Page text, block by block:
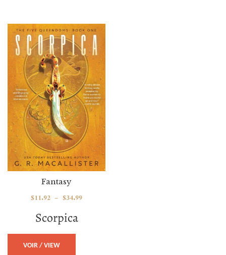
Scorpica
Fantasy
$11.92 – $34.99
VOIR / VIEW